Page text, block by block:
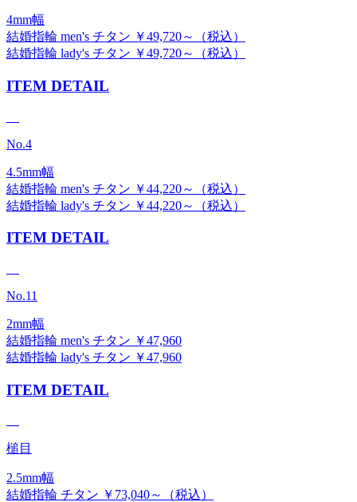
4mm幅
結婚指輪 men's チタン ￥49,720～（税込）
結婚指輪 lady's チタン ￥49,720～（税込）
ITEM DETAIL
No.4
4.5mm幅
結婚指輪 men's チタン ￥44,220～（税込）
結婚指輪 lady's チタン ￥44,220～（税込）
ITEM DETAIL
No.11
2mm幅
結婚指輪 men's チタン ￥47,960
結婚指輪 lady's チタン ￥47,960
ITEM DETAIL
槌目
2.5mm幅
結婚指輪 チタン ￥73,040～（税込）